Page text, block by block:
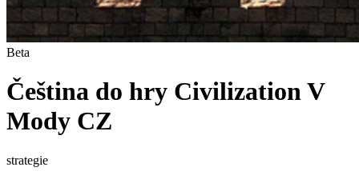
Beta
Čeština do hry Civilization V
Mody CZ
strategie